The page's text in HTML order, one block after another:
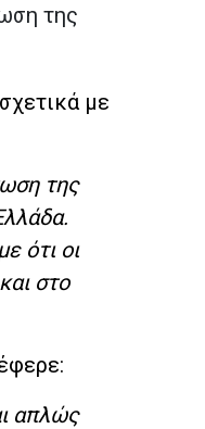
της
με
της
ότι οι
στο
απλώς